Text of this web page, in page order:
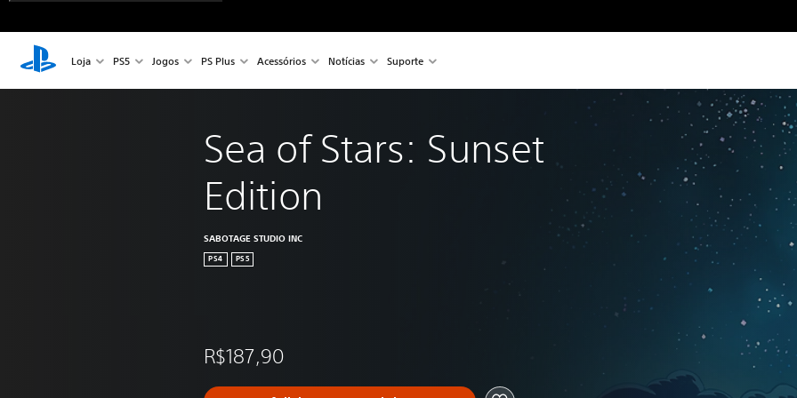
Loja PS5 Jogos PS Plus Acessórios Notícias Suporte
Sea of Stars: Sunset
Edition
SABOTAGE STUDIO INC
PS4 PS5
R$187,90